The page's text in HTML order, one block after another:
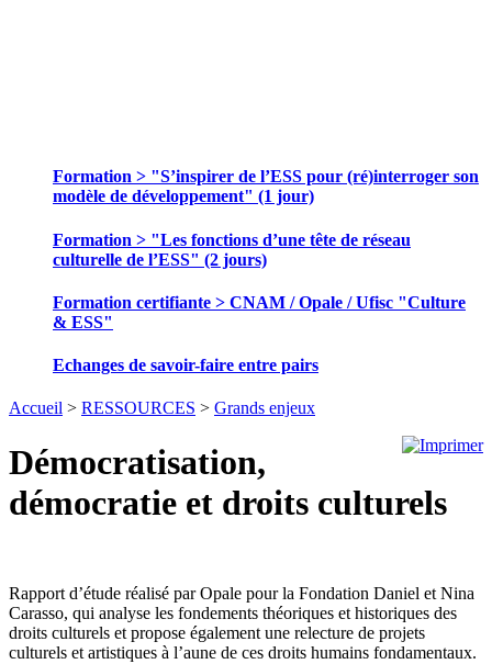
Formation > "S’inspirer de l’ESS pour (ré)interroger son
modèle de développement" (1 jour)
Formation > "Les fonctions d’une tête de réseau
culturelle de l’ESS" (2 jours)
Formation certifiante > CNAM / Opale / Ufisc "Culture
& ESS"
Echanges de savoir-faire entre pairs
Accueil > RESSOURCES > Grands enjeux
Démocratisation,
démocratie et droits culturels
Rapport d’étude réalisé par Opale pour la Fondation Daniel et Nina
Carasso, qui analyse les fondements théoriques et historiques des
droits culturels et propose également une relecture de projets
culturels et artistiques à l’aune de ces droits humains fondamentaux.